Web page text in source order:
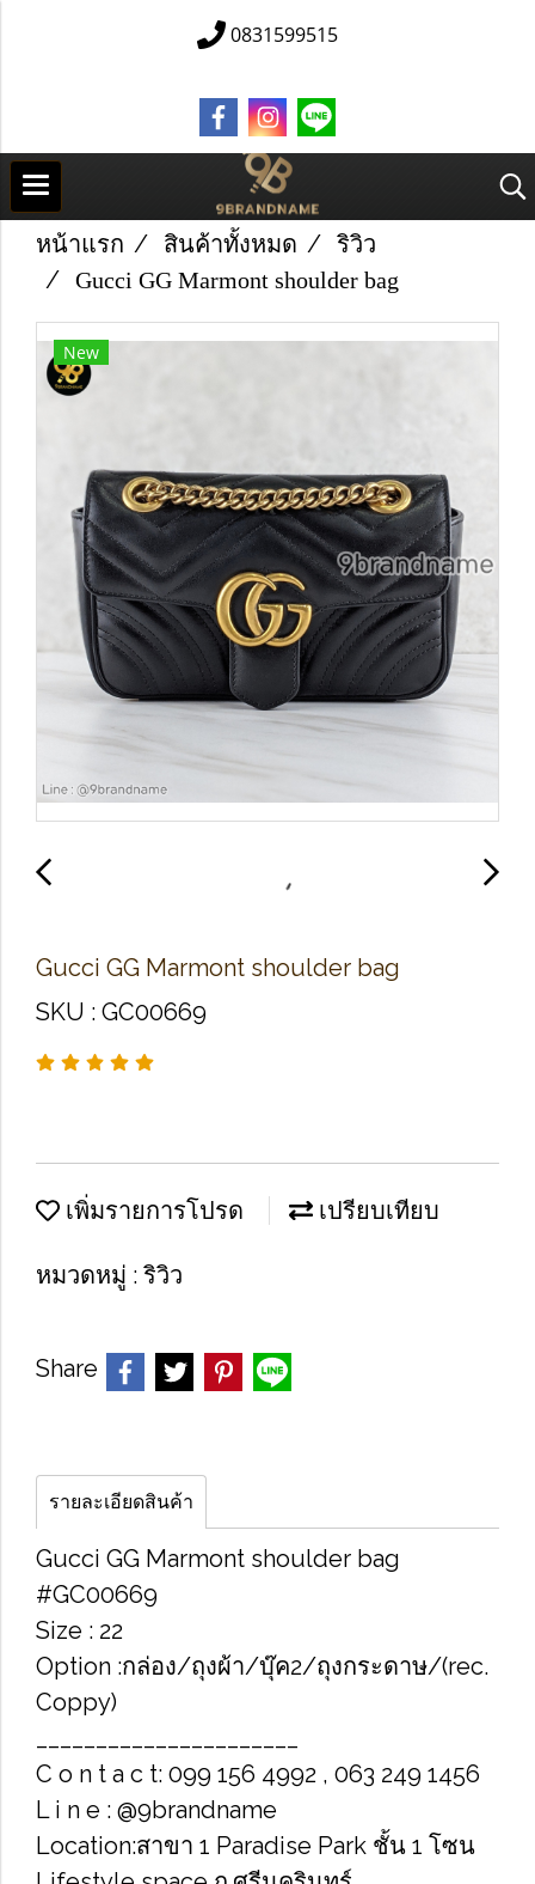
0831599515
หน้าแรก สินค้าทั้งหมด
ริวิว
Gucci GG Marmont shoulder bag
New
Gucci GG Marmont shoulder bag
SKU : GC00669
เพิ่มรายการโปรด เปรียบเทียบ
หมวดหมู่ : ริวิว
Share
รายละเอียดสินค้า
Gucci GG Marmont shoulder bag
#GC00669
Size : 22
Option :กล่อง/ถุงผ้า/บุ๊ค2/ถุงกระดาษ/(rec.
Coppy)
C o n t a c t: 099 156 4992 , 063 249 1456
L i n e : @9brandname
Location:สาขา 1 Paradise Park ชั้น 1 โซน